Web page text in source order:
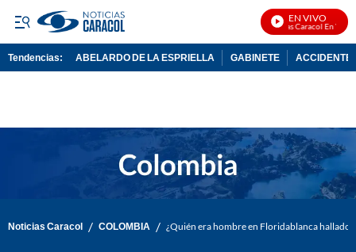
EN VIVO
Noticias Caracol En Vivo
Tendencias: ABELARDO DE LA ESPRIELLA GABINETE ACCIDENTE
Noticias Caracol / COLOMBIA / ¿Quién era hombre en Floridablanca hallado